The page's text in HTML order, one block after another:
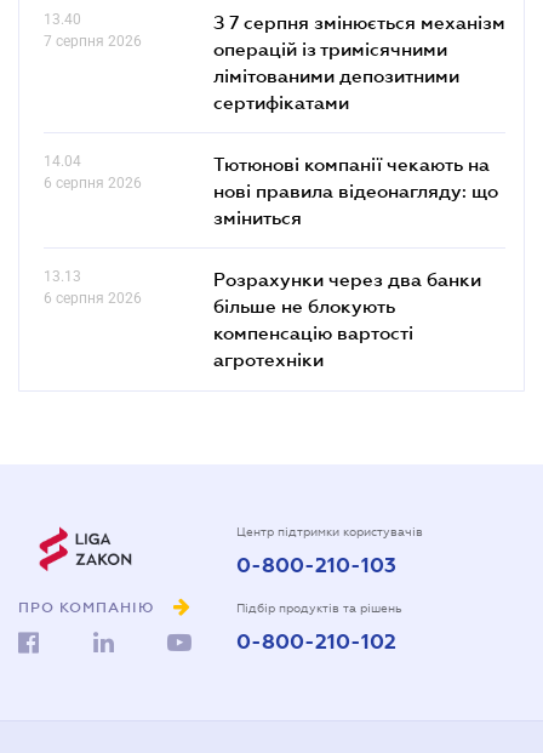
13.40
7 серпня 2026
З 7 серпня змінюється механізм
операцій із тримісячними
лімітованими депозитними
сертифікатами
14.04
6 серпня 2026
Тютюнові компанії чекають на
нові правила відеонагляду: що
зміниться
13.13
6 серпня 2026
Розрахунки через два банки
більше не блокують
компенсацію вартості
агротехніки
ПРО КОМПАНІЮ
Центр підтримки користувачів
0-800-210-103
Підбір продуктів та рішень
0-800-210-102